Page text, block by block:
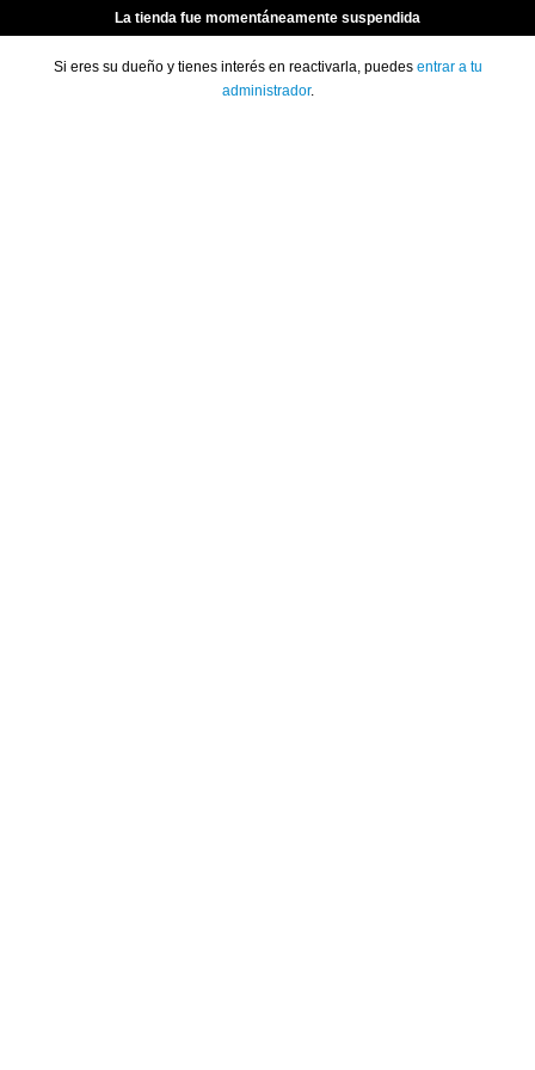
La tienda fue momentáneamente suspendida
Si eres su dueño y tienes interés en reactivarla, puedes entrar a tu
administrador.